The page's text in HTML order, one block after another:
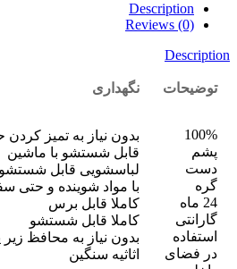
Description
Reviews (0)
Description
توضیحات نگهداری
100%
پشم
دست
گره
24 ماه
گارانتی
استفاده
در فضای
بدون نیاز به تمیز
قابل شستشو با ماشین
لباسشویی قابل
با مواد شوینده و حتی
کاملا قابل برس
کاملا قابل شستشو
بدون نیاز به محافظ زیر
اثاثیه سنگین